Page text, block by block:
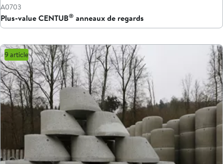
A0703
Plus-value CENTUB® anneaux de regards
9 article